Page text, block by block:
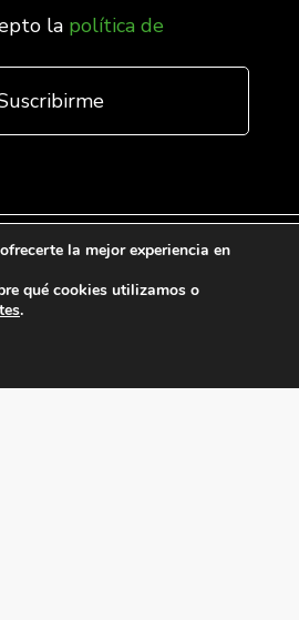
la política de
generales de venta
la mejor experiencia en
qué cookies utilizamos o
.